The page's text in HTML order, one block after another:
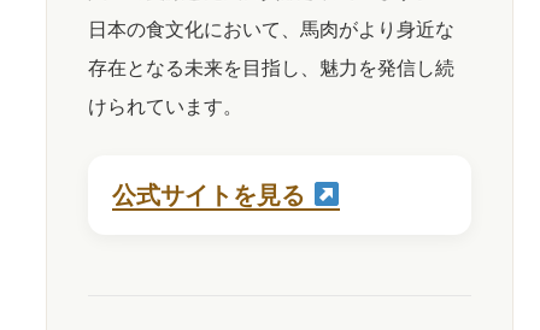
日本の食文化において、馬肉がより身近な
存在となる未来を目指し、魅力を発信し続
けられています。
公式サイトを見る